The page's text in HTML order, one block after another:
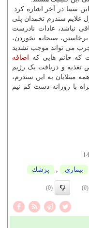
سینا در آخر اشاره کرد:
علایم سندرم تخمدان پلی
نباشد، عادات نادرست
صبحانه نخوردن،
می تواند موجب تشدید
که خانم هایی که
اضافه
تغذیه و دریافت یک رژیم
مبتلایان به این سندرم،
با روزانه دست کم نیم
بیماری پزشك
(0)
(0)